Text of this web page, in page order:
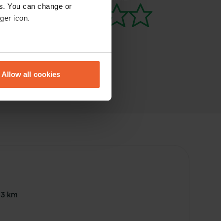
You can change or
icon.
meters
Allow all cookies
km